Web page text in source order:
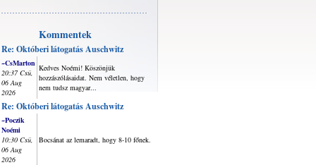
Kommentek
Re: Októberi látogatás Auschwitz
~CsMarton
20:37 Csü,
06 Aug
2026
Kedves Noémi! Köszönjük
hozzászólásaidat. Nem véletlen, hogy
nem tudsz magyar...
Re: Októberi látogatás Auschwitz
~Poczik
Noémi
10:30 Csü,
06 Aug
2026
Bocsánat az lemaradt, hogy 8-10 főnek.